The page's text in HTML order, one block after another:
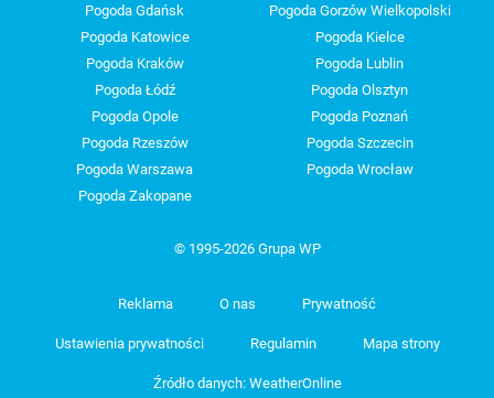
Pogoda Gdańsk
Pogoda Gorzów Wielkopolski
Pogoda Katowice
Pogoda Kielce
Pogoda Kraków
Pogoda Lublin
Pogoda Łódź
Pogoda Olsztyn
Pogoda Opole
Pogoda Poznań
Pogoda Rzeszów
Pogoda Szczecin
Pogoda Warszawa
Pogoda Wrocław
Pogoda Zakopane
© 1995-2026 Grupa WP
Reklama O nas Prywatność
Ustawienia prywatności Regulamin Mapa strony
Źródło danych: WeatherOnline